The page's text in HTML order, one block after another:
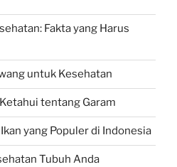
Fakta yang Harus
untuk Kesehatan
tentang Garam
yang Populer di Indonesia
Tubuh Anda